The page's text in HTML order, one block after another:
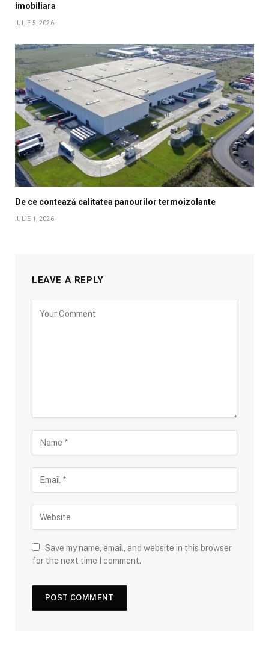
imobiliara
IULIE 5, 2026
De ce contează calitatea panourilor termoizolante
IULIE 1, 2026
LEAVE A REPLY
Save my name, email, and website in this browser
for the next time I comment.